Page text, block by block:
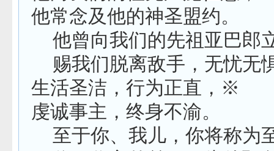
他常念及他的神圣盟约。
他曾向我们的先祖亚巴郎
赐我们脱离敌手，无忧无
生活圣洁，行为正直， ※
虔诚事主，终身不渝。
至于你、我儿，你将称为